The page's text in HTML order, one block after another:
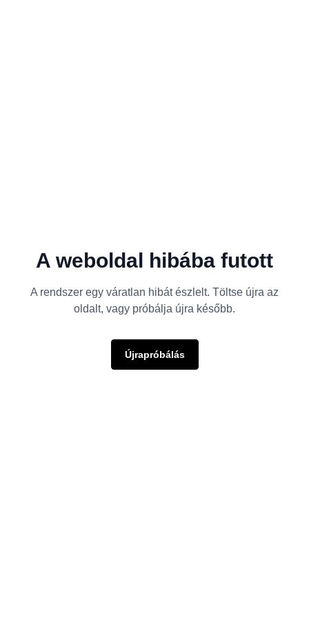
A weboldal hibába futott
A rendszer egy váratlan hibát észlelt. Töltse újra az
oldalt, vagy próbálja újra később.
Újrapróbálás